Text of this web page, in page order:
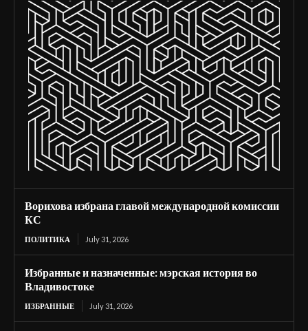
Ворихова избрана главой международной комиссии
КС
ПОЛИТИКА July 31, 2026
Избранные и назначенные: мэрская история во
Владивостоке
ИЗБРАННЫЕ July 31, 2026